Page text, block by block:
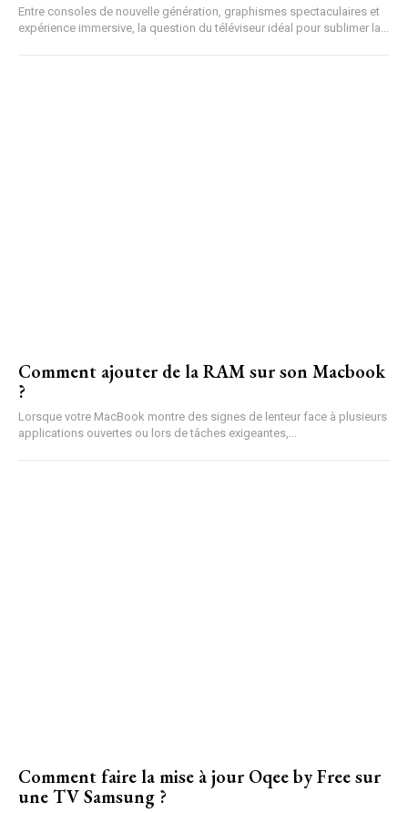
Entre consoles de nouvelle génération, graphismes spectaculaires et
expérience immersive, la question du téléviseur idéal pour sublimer la...
Comment ajouter de la RAM sur son Macbook
?
Lorsque votre MacBook montre des signes de lenteur face à plusieurs
applications ouvertes ou lors de tâches exigeantes,...
Comment faire la mise à jour Oqee by Free sur
une TV Samsung ?